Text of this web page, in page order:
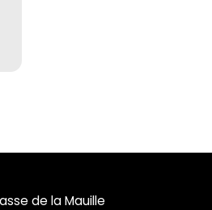
de la Mauille